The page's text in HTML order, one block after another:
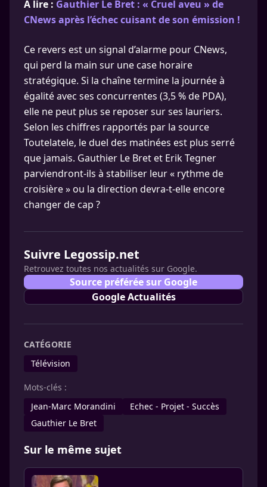
A lire : Gauthier Le Bret : « Cruel aveu » de
CNews après l’échec cuisant de son émission !
Ce revers est un signal d’alarme pour CNews,
qui perd la main sur une case horaire
stratégique. Si la chaîne termine la journée à
égalité avec ses concurrentes (3,5 % de PDA),
elle ne peut plus se reposer sur ses lauriers.
Selon les chiffres rapportés par la source
Toutelatele, le duel des matinées est plus serré
que jamais. Gauthier Le Bret et Erik Tegner
parviendront-ils à stabiliser leur « rythme de
croisière » ou la direction devra-t-elle encore
changer de cap ?
Suivre Legossip.net
Retrouvez toutes nos actualités sur Google.
Source préférée sur Google
Google Actualités
CATÉGORIE
Télévision
Mots-clés :
Jean-Marc Morandini
Echec - Projet - Succès
Gauthier Le Bret
Sur le même sujet